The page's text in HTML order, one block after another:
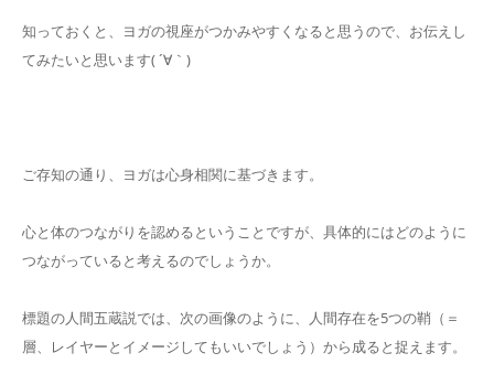
知っておくと、ヨガの視座がつかみやすくなると思うので、お伝えし
てみたいと思います( ´∀｀)
ご存知の通り、ヨガは心身相関に基づきます。
心と体のつながりを認めるということですが、具体的にはどのように
つながっていると考えるのでしょうか。
標題の人間五蔵説では、次の画像のように、人間存在を5つの鞘（＝
層、レイヤーとイメージしてもいいでしょう）から成ると捉えます。